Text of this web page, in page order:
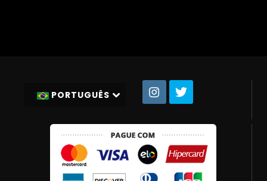
PORTUGUÊS